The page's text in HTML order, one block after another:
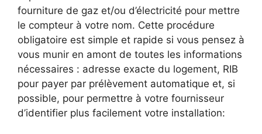
fourniture de gaz et/ou d’électricité pour mettre
le compteur à votre nom. Cette procédure
obligatoire est simple et rapide si vous pensez à
vous munir en amont de toutes les informations
nécessaires : adresse exacte du logement, RIB
pour payer par prélèvement automatique et, si
possible, pour permettre à votre fournisseur
d’identifier plus facilement votre installation: